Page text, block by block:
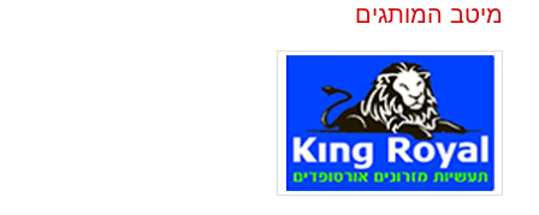
מיטב המותגים